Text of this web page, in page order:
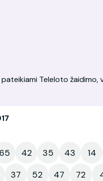
pateikiami Teleloto
65 42 35 43
14
37 52 47 72